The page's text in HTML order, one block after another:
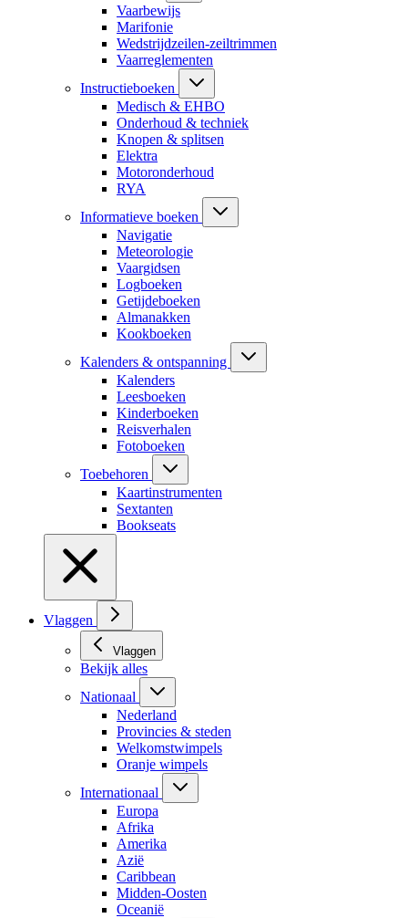
Vaarbewijs
Marifonie
Wedstrijdzeilen-zeiltrimmen
Vaarreglementen
Instructieboeken
Medisch & EHBO
Onderhoud & techniek
Knopen & splitsen
Elektra
Motoronderhoud
RYA
Informatieve boeken
Navigatie
Meteorologie
Vaargidsen
Logboeken
Getijdeboeken
Almanakken
Kookboeken
Kalenders & ontspanning
Kalenders
Leesboeken
Kinderboeken
Reisverhalen
Fotoboeken
Toebehoren
Kaartinstrumenten
Sextanten
Bookseats
Vlaggen
Vlaggen
Bekijk alles
Nationaal
Nederland
Provincies & steden
Welkomstwimpels
Oranje wimpels
Internationaal
Europa
Afrika
Amerika
Azië
Caribbean
Midden-Oosten
Oceanië